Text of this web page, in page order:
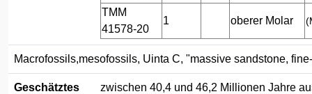
TMM
41578-20
1 oberer Molar
Macrofossils,mesofossils, Uinta C, "massive sandstone,
Geschätztes
zwischen 40,4 und 46,2 Millionen Jahre